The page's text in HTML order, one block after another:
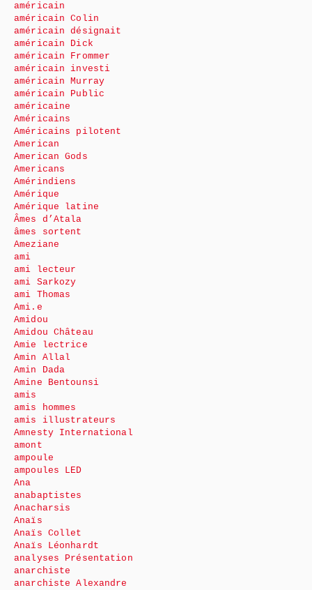
américain
américain Colin
américain désignait
américain Dick
américain Frommer
américain investi
américain Murray
américain Public
américaine
Américains
Américains pilotent
American
American Gods
Americans
Amérindiens
Amérique
Amérique latine
Âmes d’Atala
âmes sortent
Ameziane
ami
ami lecteur
ami Sarkozy
ami Thomas
Ami.e
Amidou
Amidou Château
Amie lectrice
Amin Allal
Amin Dada
Amine Bentounsi
amis
amis hommes
amis illustrateurs
Amnesty International
amont
ampoule
ampoules LED
Ana
anabaptistes
Anacharsis
Anaïs
Anaïs Collet
Anaïs Léonhardt
analyses Présentation
anarchiste
anarchiste Alexandre